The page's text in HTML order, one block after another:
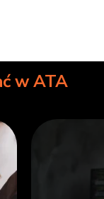
w ATA